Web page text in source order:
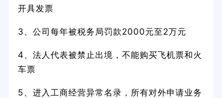
开具发票
3、公司每年被税务局罚款2000元至2万元
4、法人代表被禁止出境，不能购买飞机票和火
车票
5、进入工商经营异常名录，所有对外申请业务